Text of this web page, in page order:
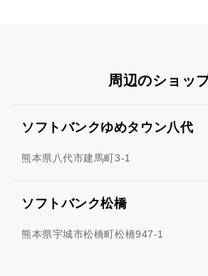
周辺のショッ
ソフトバンクゆめタウン八代
熊本県八代市建馬町3-1
ソフトバンク松橋
熊本県宇城市松橋町松橋947-1